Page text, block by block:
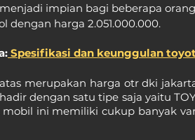
impian bagi beberapa
dengan harga 2.051.000.000.
Spesifikasi dan keunggulan
merupakan harga otr dki
dengan satu tipe saja yaitu
mobil ini memiliki cukup banyak